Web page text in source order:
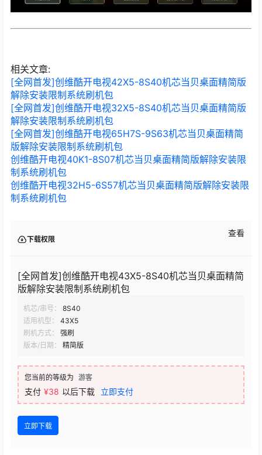
相关文章:
[全网首发]创维酷开电视42X5-8S40机芯当贝桌面精简版
解除安装限制系统刷机包
[全网首发]创维酷开电视32X5-8S40机芯当贝桌面精简版
解除安装限制系统刷机包
[全网首发]创维酷开电视65H7S-9S63机芯当贝桌面精简
版解除安装限制系统刷机包
创维酷开电视40K1-8S07机芯当贝桌面精简版解除安装限
制系统刷机包
创维酷开电视32H5-6S57机芯当贝桌面精简版解除安装限
制系统刷机包
下载权限
查看
[全网首发]创维酷开电视43X5-8S40机芯当贝桌面精简
版解除安装限制系统刷机包
机芯/串号：
8S40
适用机型：
43X5
刷机方式：
强刷
版本/日期：
精简版
您当前的等级为 游客
支付 ¥38 以后下载 立即支付
立即下载